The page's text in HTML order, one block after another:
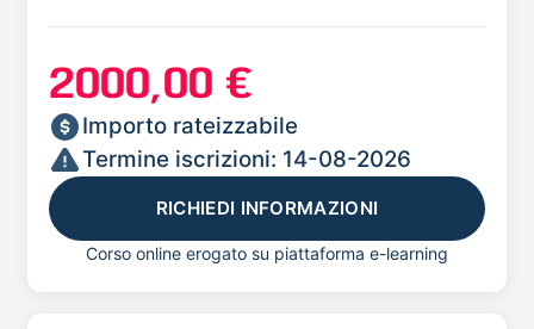
2000,00 €
Importo rateizzabile
Termine iscrizioni: 14-08-2026
RICHIEDI INFORMAZIONI
Corso online erogato su piattaforma e-learning